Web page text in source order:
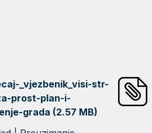
_vjezbenik_visi-str-
prost-plan-i-
grada (2.57 MB)